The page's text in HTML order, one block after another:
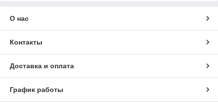
О нас
Контакты
Доставка и оплата
График работы